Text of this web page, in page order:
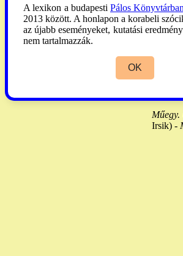
Irsy
1938-
Koll.,
házam
Műegy.
Irsik) -
A lexikon a budapesti Pálos Könyvtárban
2013 között. A honlapon a korabeli
az újabb eseményeket, kutatási
nem tartalmazzák.
OK